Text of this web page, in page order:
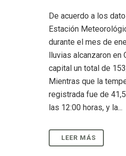
De acuerdo a los
Estación
durante el mes de
lluvias alcanzaron en
capital un total de
Mientras que la
registrada fue de
las 12:00 horas, y la...